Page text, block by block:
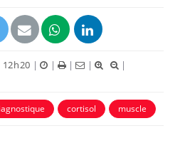
| | | |
|
cortisol muscle